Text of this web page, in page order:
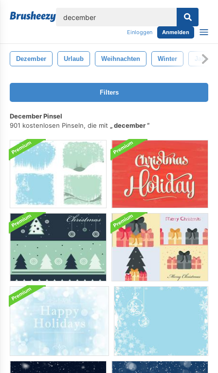
Einloggen Anmelden
Dezember Urlaub Weihnachten Winter
Filters
December Pinsel
901 kostenlosen Pinseln, die mit
december